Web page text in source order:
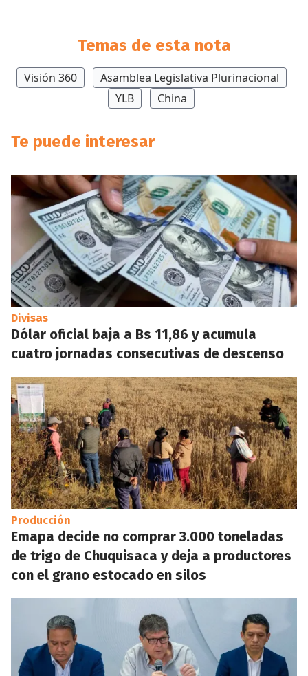
Temas de esta nota
Visión 360
Asamblea Legislativa Plurinacional
YLB
China
Te puede interesar
Divisas
Dólar oficial baja a Bs 11,86 y acumula
cuatro jornadas consecutivas de descenso
Producción
Emapa decide no comprar 3.000 toneladas
de trigo de Chuquisaca y deja a productores
con el grano estocado en silos